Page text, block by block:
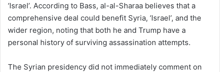
‘Israel’. According to Bass, al-al-Sharaa believes that a
comprehensive deal could benefit Syria, ‘Israel’, and the
wider region, noting that both he and Trump have a
personal history of surviving assassination attempts.
The Syrian presidency did not immediately comment on